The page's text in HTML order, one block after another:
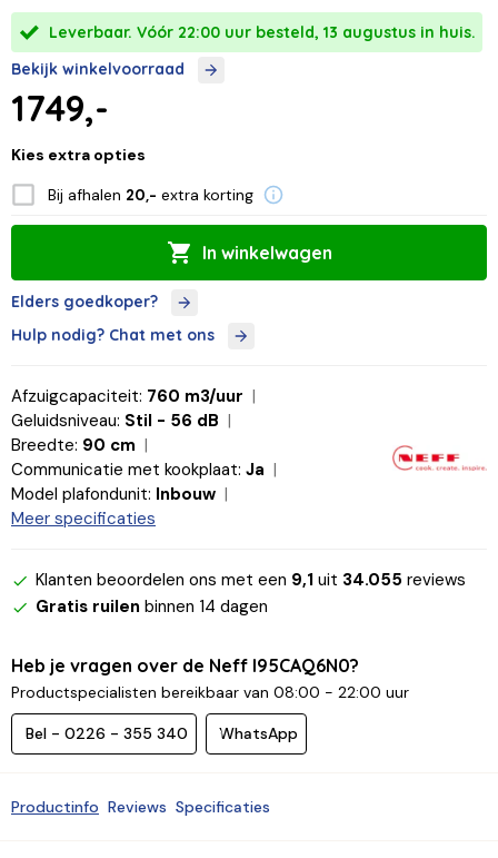
Leverbaar. Vóór 22:00 uur besteld, 13 augustus in huis.
Bekijk winkelvoorraad
1749,-
Kies extra opties
Bij afhalen 20,- extra korting
In winkelwagen
Elders goedkoper?
Hulp nodig? Chat met ons
Afzuigcapaciteit: 760 m3/uur
Geluidsniveau: Stil - 56 dB
Breedte: 90 cm
Communicatie met kookplaat: Ja
Model plafondunit: Inbouw
Meer specificaties
Klanten beoordelen ons met een 9,1 uit 34.055 reviews
Gratis ruilen binnen 14 dagen
Heb je vragen over de Neff I95CAQ6N0?
Productspecialisten bereikbaar van 08:00 - 22:00 uur
Bel - 0226 - 355 340 WhatsApp
Productinfo Reviews Specificaties